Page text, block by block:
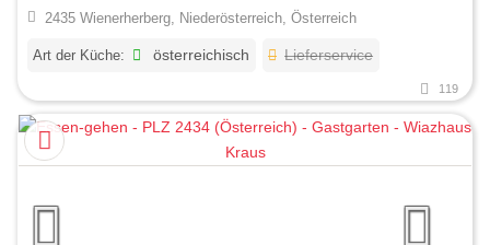
2435 Wienerherberg, Niederösterreich, Österreich
Art der Küche: österreichisch Lieferservice
119